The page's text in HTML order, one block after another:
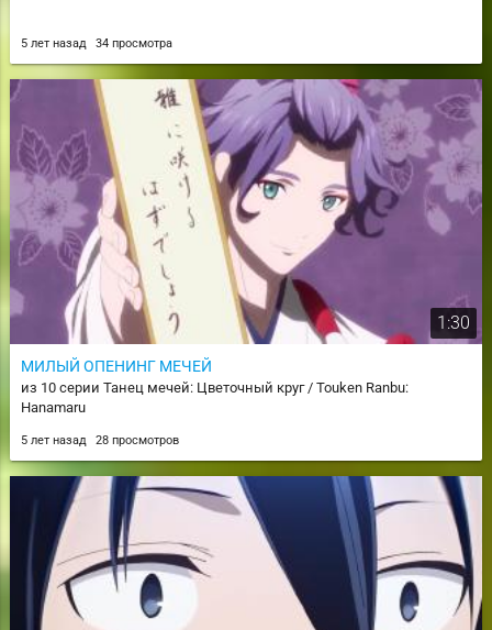
5 лет назад 34 просмотра
1:30
МИЛЫЙ ОПЕНИНГ МЕЧЕЙ
из 10 серии Танец мечей: Цветочный круг / Touken Ranbu:
Hanamaru
5 лет назад 28 просмотров